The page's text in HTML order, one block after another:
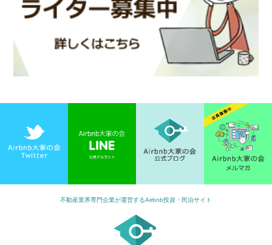
不動産業界専門企業が運営するAirbnb投資・民泊サイト